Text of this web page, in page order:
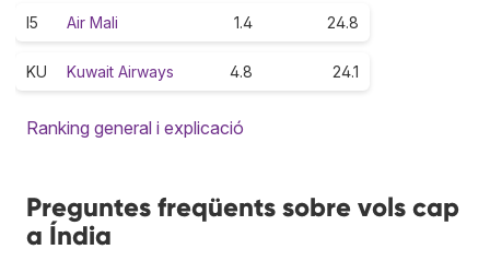
I5 Air Mali 1.4 24.8
KU Kuwait Airways 4.8 24.1
Ranking general i explicació
Preguntes freqüents sobre vols cap
a Índia